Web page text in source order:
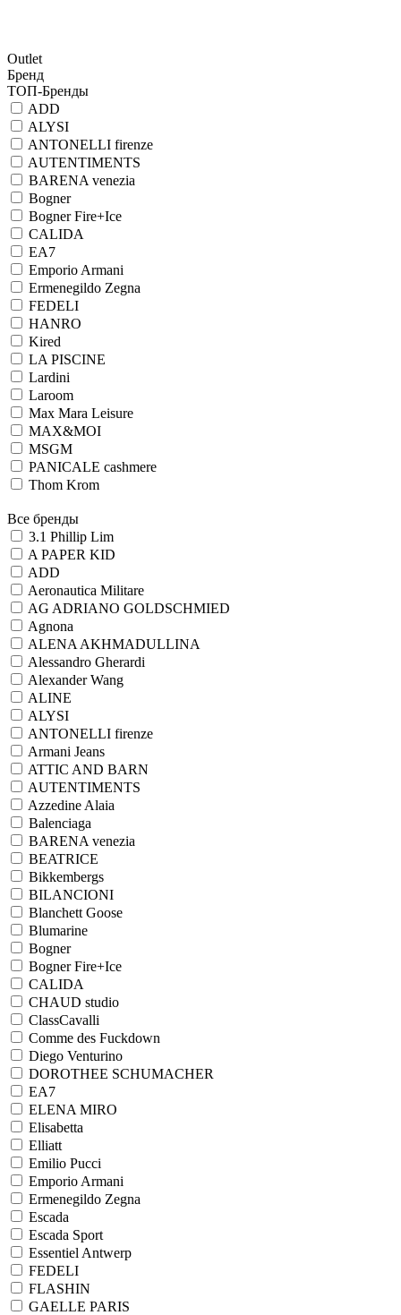
Outlet
Бренд
ТОП-Бренды
ADD
ALYSI
ANTONELLI firenze
AUTENTIMENTS
BARENA venezia
Bogner
Bogner Fire+Ice
CALIDA
EA7
Emporio Armani
Ermenegildo Zegna
FEDELI
HANRO
Kired
LA PISCINE
Lardini
Laroom
Max Mara Leisure
MAX&MOI
MSGM
PANICALE cashmere
Thom Krom
Все бренды
3.1 Phillip Lim
A PAPER KID
ADD
Aeronautica Militare
AG ADRIANO GOLDSCHMIED
Agnona
ALENA AKHMADULLINA
Alessandro Gherardi
Alexander Wang
ALINE
ALYSI
ANTONELLI firenze
Armani Jeans
ATTIC AND BARN
AUTENTIMENTS
Azzedine Alaia
Balenciaga
BARENA venezia
BEATRICE
Bikkembergs
BILANCIONI
Blanchett Goose
Blumarine
Bogner
Bogner Fire+Ice
CALIDA
CHAUD studio
ClassCavalli
Comme des Fuckdown
Diego Venturino
DOROTHEE SCHUMACHER
EA7
ELENA MIRO
Elisabetta
Elliatt
Emilio Pucci
Emporio Armani
Ermenegildo Zegna
Escada
Escada Sport
Essentiel Antwerp
FEDELI
FLASHIN
GAELLE PARIS